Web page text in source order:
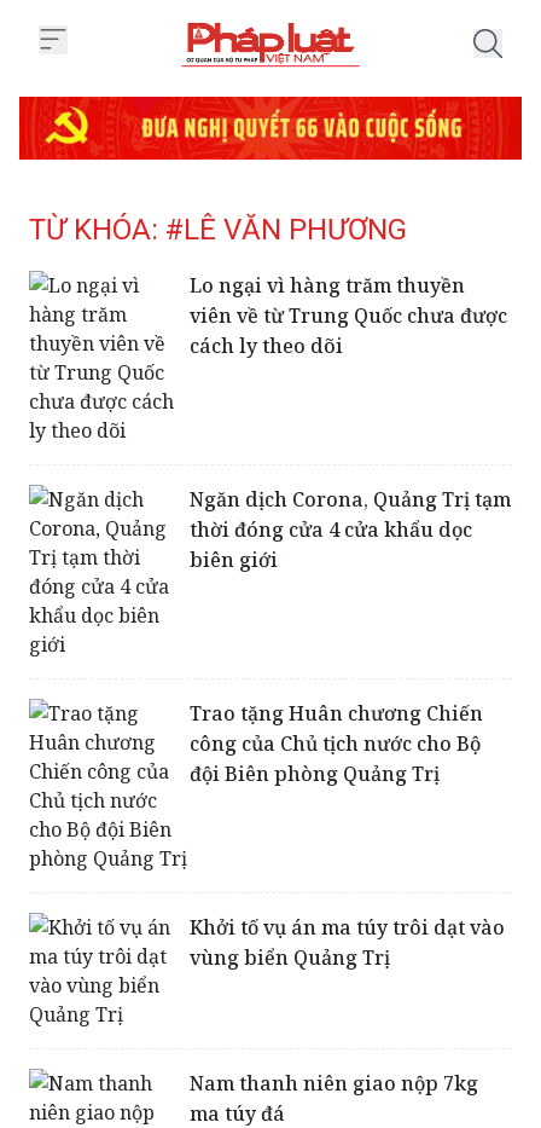
TỪ KHÓA: #LÊ VĂN PHƯƠNG
Lo ngại vì hàng trăm thuyền
viên về từ Trung Quốc chưa được
cách ly theo dõi
Ngăn dịch Corona, Quảng Trị tạm
thời đóng cửa 4 cửa khẩu dọc
biên giới
Trao tặng Huân chương Chiến
công của Chủ tịch nước cho Bộ
đội Biên phòng Quảng Trị
Khởi tố vụ án ma túy trôi dạt vào
vùng biển Quảng Trị
Nam thanh niên giao nộp 7kg
ma túy đá